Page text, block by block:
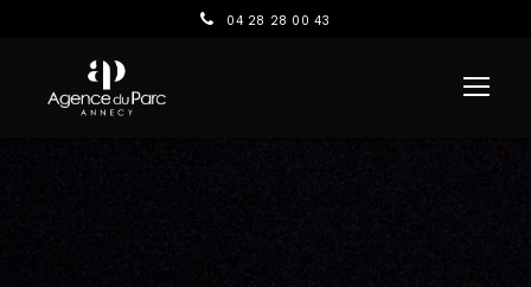
04 28 28 00 43